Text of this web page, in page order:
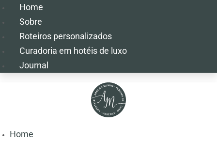
Home
Sobre
Roteiros personalizados
Curadoria em hotéis de luxo
Journal
Home